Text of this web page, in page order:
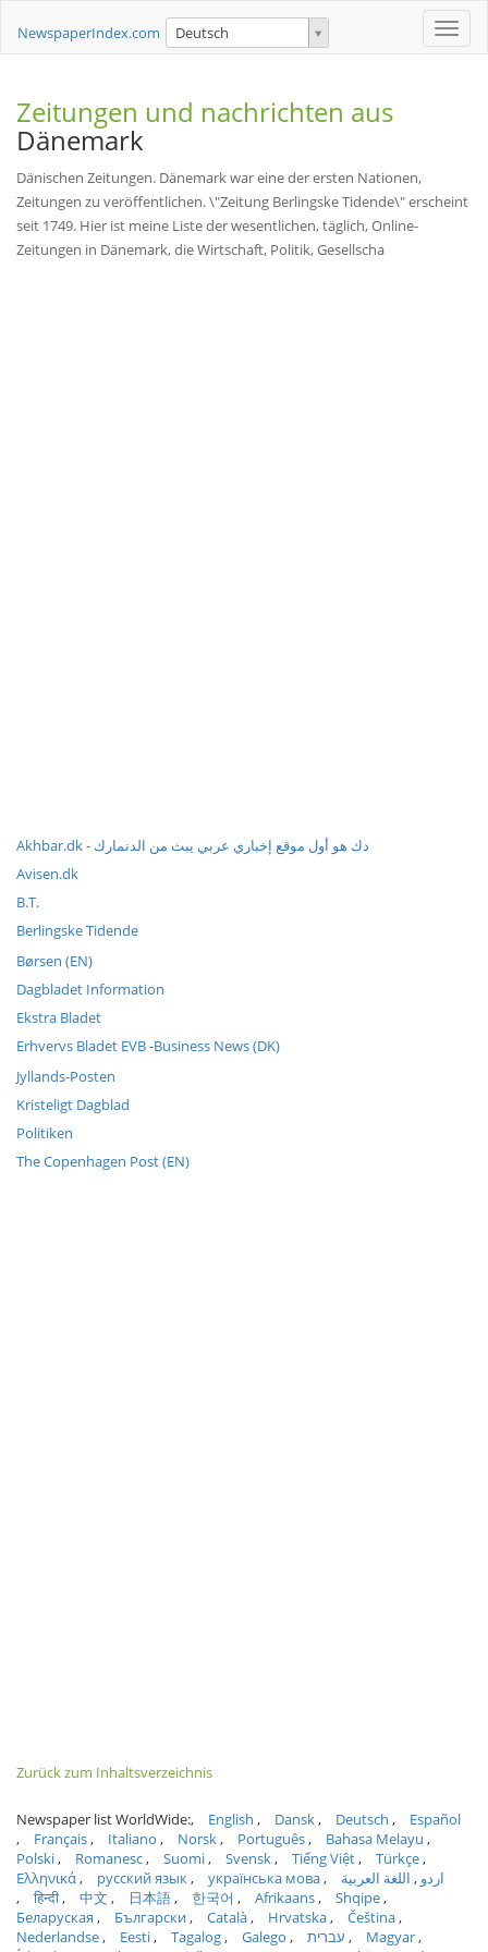
Toggle
NewspaperIndex.com Deutsch
Zeitungen und nachrichten aus
Dänemark
Dänischen Zeitungen. Dänemark war eine der ersten Nationen,
Zeitungen zu veröffentlichen. \"Zeitung Berlingske Tidende\" erscheint
seit 1749. Hier ist meine Liste der wesentlichen, täglich, Online-
Zeitungen in Dänemark, die Wirtschaft, Politik, Gesellscha
Akhbar.dk - دك هو أول موقع إخباري عربي يبث من الدنمارك
Avisen.dk
B.T.
Berlingske Tidende
Børsen (EN)
Dagbladet Information
Ekstra Bladet
Erhvervs Bladet EVB -Business News (DK)
Jyllands-Posten
Kristeligt Dagblad
Politiken
The Copenhagen Post (EN)
Zurück zum Inhaltsverzeichnis
Newspaper list WorldWide: English Dansk Deutsch
Español
Français
Italiano Norsk Português
Bahasa Melayu
Polski
Romanesc Suomi Svensk Tiếng Việt
Türkçe
Ελληνικά
русский язык українська мова اردو
اللغة العربية
हिन्दी
中文 日本語 한국어 Afrikaans
Shqipe
Беларуская
Български Català Hrvatska
Čeština
Nederlandse
Eesti Tagalog Galego עברית
Magyar